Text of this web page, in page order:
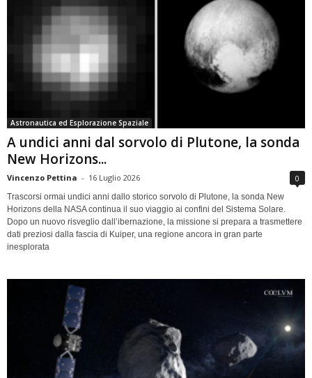
Astronautica ed Esplorazione Spaziale
A undici anni dal sorvolo di Plutone, la sonda
New Horizons...
Vincenzo Pettina - 16 Luglio 2026 0
Trascorsi ormai undici anni dallo storico sorvolo di Plutone, la sonda New
Horizons della NASA continua il suo viaggio ai confini del Sistema Solare.
Dopo un nuovo risveglio dall’ibernazione, la missione si prepara a trasmettere
dati preziosi dalla fascia di Kuiper, una regione ancora in gran parte
inesplorata